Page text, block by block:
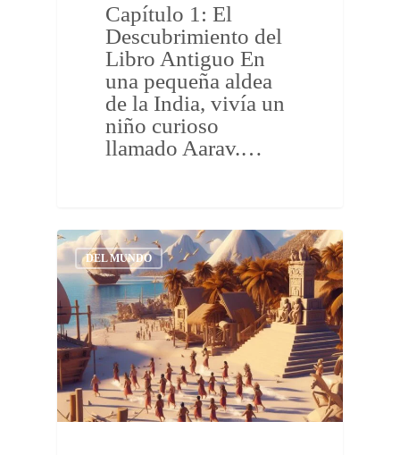
Capítulo 1: El
Descubrimiento del
Libro Antiguo En
una pequeña aldea
de la India, vivía un
niño curioso
llamado Aarav.…
DEL MUNDO